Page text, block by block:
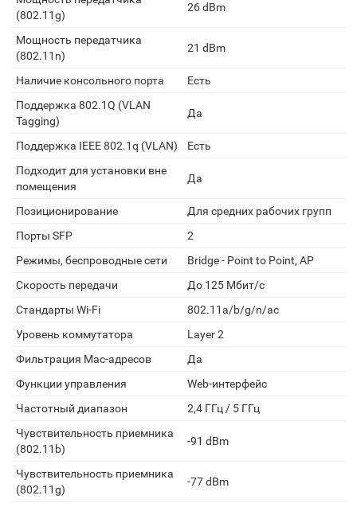
(802.11g)
26 dBm
Мощность передатчика
(802.11n)
21 dBm
Наличие консольного порта
Есть
Поддержка 802.1Q (VLAN
Tagging)
Да
Поддержка IEEE 802.1q (VLAN)
Есть
Подходит для установки вне
помещения
Да
Позиционирование
Для средних рабочих групп
Порты SFP
2
Режимы, беспроводные сети
Bridge - Point to Point, AP
Скорость передачи
До 125 Мбит/с
Стандарты Wi-Fi
802.11a/b/g/n/ac
Уровень коммутатора
Layer 2
Фильтрация Mac-адресов
Да
Функции управления
Web-интерфейс
Частотный диапазон
2,4 ГГц / 5 ГГц
Чувствительность приемника
(802.11b)
-91 dBm
Чувствительность приемника
(802.11g)
-77 dBm